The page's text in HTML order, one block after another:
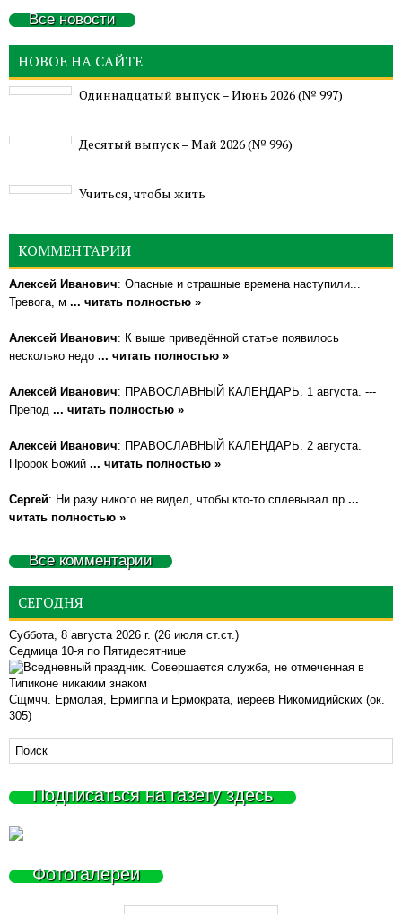
Все новости
НОВОЕ НА САЙТЕ
Одиннадцатый выпуск – Июнь 2026 (№ 997)
Деcятый выпуск – Май 2026 (№ 996)
Учиться, чтобы жить
КОММЕНТАРИИ
Алексей Иванович: Опасные и страшные времена наступили...
Тревога, м ... читать полностью »
Алексей Иванович: К выше приведённой статье появилось
несколько недо ... читать полностью »
Алексей Иванович: ПРАВОСЛАВНЫЙ КАЛЕНДАРЬ. 1 августа. ---
Препод ... читать полностью »
Алексей Иванович: ПРАВОСЛАВНЫЙ КАЛЕНДАРЬ. 2 августа.
Пророк Божий ... читать полностью »
Сергей: Ни разу никого не видел, чтобы кто-то сплевывал пр ...
читать полностью »
Все комментарии
СЕГОДНЯ
Суббота, 8 августа 2026 г. (26 июля ст.ст.)
Седмица 10-я по Пятидесятнице
Сщмчч. Ермолая, Ермиппа и Ермократа, иереев Никомидийских (ок.
305)
Подписаться на газету здесь
Фотогалереи